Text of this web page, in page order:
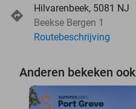
Hilvarenbeek, 5081 NJ
Beekse Bergen 1
Routebeschrijving
Anderen bekeken ook